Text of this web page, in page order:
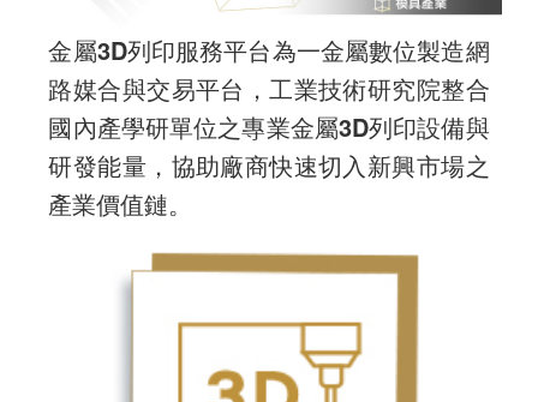
金屬3D列印服務平台為一金屬數位製造網
路媒合與交易平台，工業技術研究院整合
國內產學研單位之專業金屬3D列印設備與
研發能量，協助廠商快速切入新興市場之
產業價值鏈。